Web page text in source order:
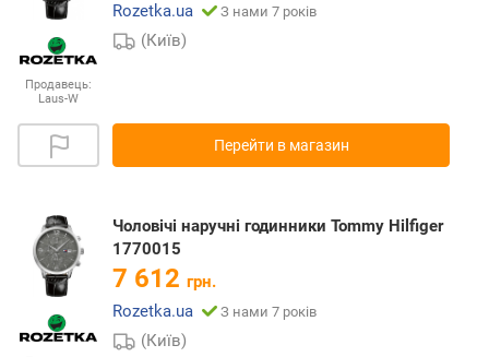
Продавець:
Laus-W
Rozetka.ua
З нами 7 років
(Київ)
Перейти в магазин
Чоловічі наручні годинники Tommy Hilfiger
1770015
7 612 грн.
Rozetka.ua
З нами 7 років
(Київ)